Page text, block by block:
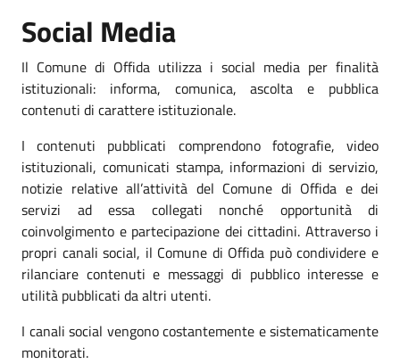
Social Media
Il Comune di Offida utilizza i social media per finalità
istituzionali: informa, comunica, ascolta e pubblica
contenuti di carattere istituzionale.
I contenuti pubblicati comprendono fotografie, video
istituzionali, comunicati stampa, informazioni di servizio,
notizie relative all’attività del Comune di Offida e dei
servizi ad essa collegati nonché opportunità di
coinvolgimento e partecipazione dei cittadini. Attraverso i
propri canali social, il Comune di Offida può condividere e
rilanciare contenuti e messaggi di pubblico interesse e
utilità pubblicati da altri utenti.
I canali social vengono costantemente e sistematicamente
monitorati.